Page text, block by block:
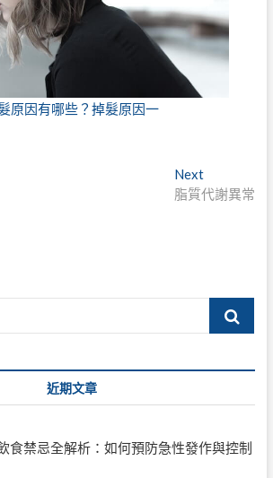
原因有哪些？掉髮原因一
NextNext
post:
脂質代謝異常
Search
近期文章
食禁忌全解析：如何預防急性發作與控制